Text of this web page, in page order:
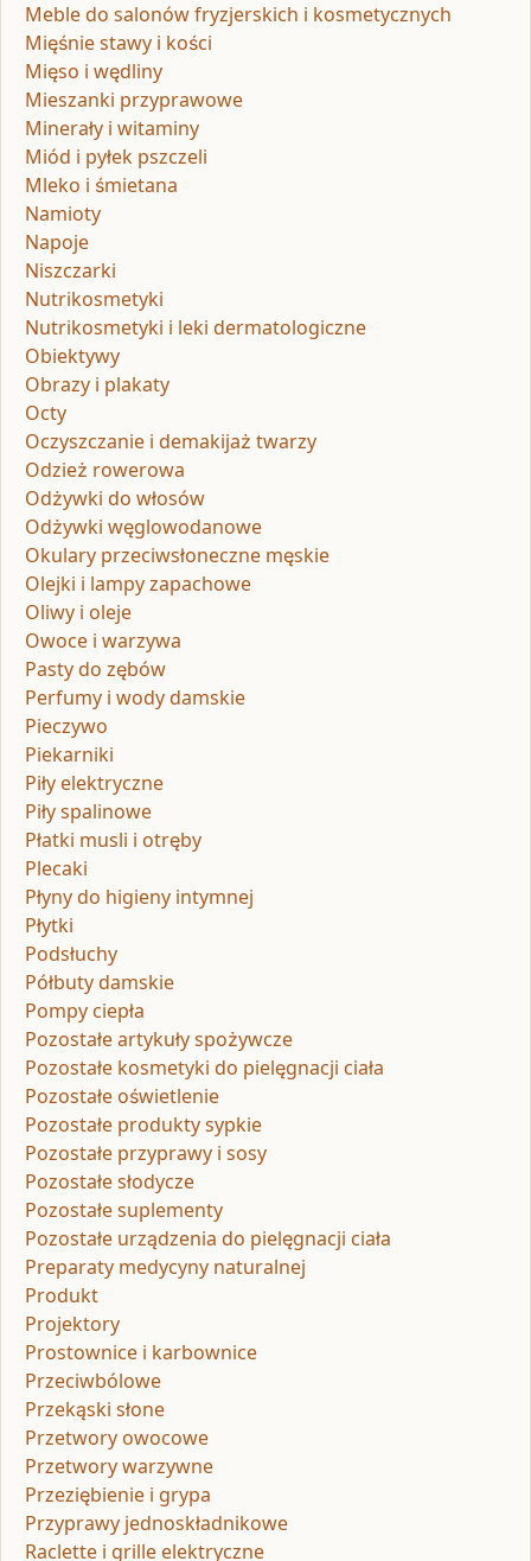
Meble do salonów fryzjerskich i kosmetycznych
Mięśnie stawy i kości
Mięso i wędliny
Mieszanki przyprawowe
Minerały i witaminy
Miód i pyłek pszczeli
Mleko i śmietana
Namioty
Napoje
Niszczarki
Nutrikosmetyki
Nutrikosmetyki i leki dermatologiczne
Obiektywy
Obrazy i plakaty
Octy
Oczyszczanie i demakijaż twarzy
Odzież rowerowa
Odżywki do włosów
Odżywki węglowodanowe
Okulary przeciwsłoneczne męskie
Olejki i lampy zapachowe
Oliwy i oleje
Owoce i warzywa
Pasty do zębów
Perfumy i wody damskie
Pieczywo
Piekarniki
Piły elektryczne
Piły spalinowe
Płatki musli i otręby
Plecaki
Płyny do higieny intymnej
Płytki
Podsłuchy
Półbuty damskie
Pompy ciepła
Pozostałe artykuły spożywcze
Pozostałe kosmetyki do pielęgnacji ciała
Pozostałe oświetlenie
Pozostałe produkty sypkie
Pozostałe przyprawy i sosy
Pozostałe słodycze
Pozostałe suplementy
Pozostałe urządzenia do pielęgnacji ciała
Preparaty medycyny naturalnej
Produkt
Projektory
Prostownice i karbownice
Przeciwbólowe
Przekąski słone
Przetwory owocowe
Przetwory warzywne
Przeziębienie i grypa
Przyprawy jednoskładnikowe
Raclette i grille elektryczne